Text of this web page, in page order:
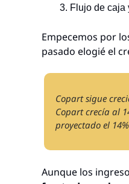
Flujo de caja
Empecemos por
pasado elogié el
Copart sigue
Copart crecía al
proyectado el
Aunque los